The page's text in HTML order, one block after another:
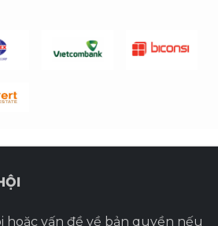
hoặc vấn đề về bản quyền nếu